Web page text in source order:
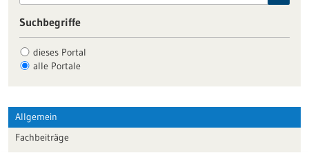
Suchbegriffe
dieses Portal
alle Portale
Allgemein
Fachbeiträge